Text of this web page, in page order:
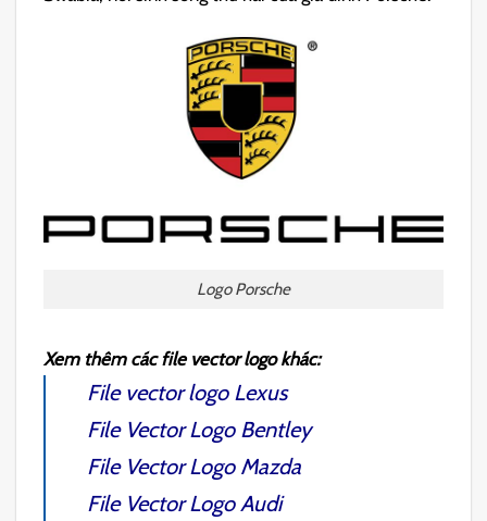
Logo Porsche
Xem thêm các file vector logo khác:
File vector logo Lexus
File Vector Logo Bentley
File Vector Logo Mazda
File Vector Logo Audi